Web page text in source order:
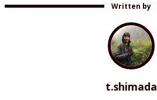
Written by
t.shimada